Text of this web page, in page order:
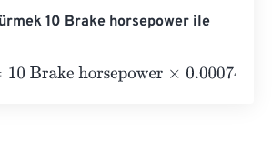
10 Brake horsepower ile
horsepower×0.000744=0.00744